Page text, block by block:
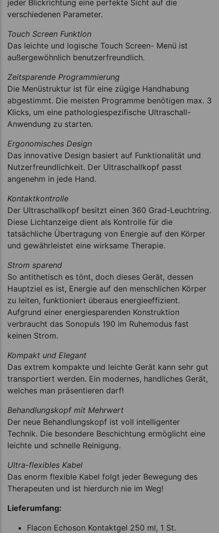
jeder Blickrichtung eine perfekte Sicht auf die
verschiedenen Parameter.
Touch Screen Funktion
Das leichte und logische Touch Screen- Menü ist
außergewöhnlich benutzerfreundlich.
Zeitsparende Programmierung
Die Menüstruktur ist für eine zügige Handhabung
abgestimmt. Die meisten Programme benötigen max. 3
Klicks, um eine pathologiespezifische Ultraschall-
Anwendung zu starten.
Ergonomisches Design
Das innovative Design basiert auf Funktionalität und
Nutzerfreundlichkeit. Der Ultraschallkopf passt
angenehm in jede Hand.
Kontaktkontrolle
Der Ultraschallkopf besitzt einen 360 Grad-Leuchtring.
Diese Lichtanzeige dient als Kontrolle für die
tatsächliche Übertragung von Energie auf den Körper
und gewährleistet eine wirksame Therapie.
Strom sparend
So antithetisch es tönt, doch dieses Gerät, dessen
Hauptziel es ist, Energie auf den menschlichen Körper
zu leiten, funktioniert überaus energieeffizient.
Aufgrund einer energiesparenden Konstruktion
verbraucht das Sonopuls 190 im Ruhemodus fast
keinen Strom.
Kompakt und Elegant
Das extrem kompakte und leichte Gerät kann sehr gut
transportiert werden. Ein modernes, handliches Gerät,
welches man präsentieren darf!
Behandlungskopf mit Mehrwert
Der neue Behandlungskopf ist voll intelligenter
Technik. Die besondere Beschichtung ermöglicht eine
leichte und schnelle Reinigung.
Ultra-flexibles Kabel
Das enorm flexible Kabel folgt jeder Bewegung des
Therapeuten und ist hierdurch nie im Weg!
Lieferumfang:
Flacon Echoson Kontaktgel 250 ml, 1 St.